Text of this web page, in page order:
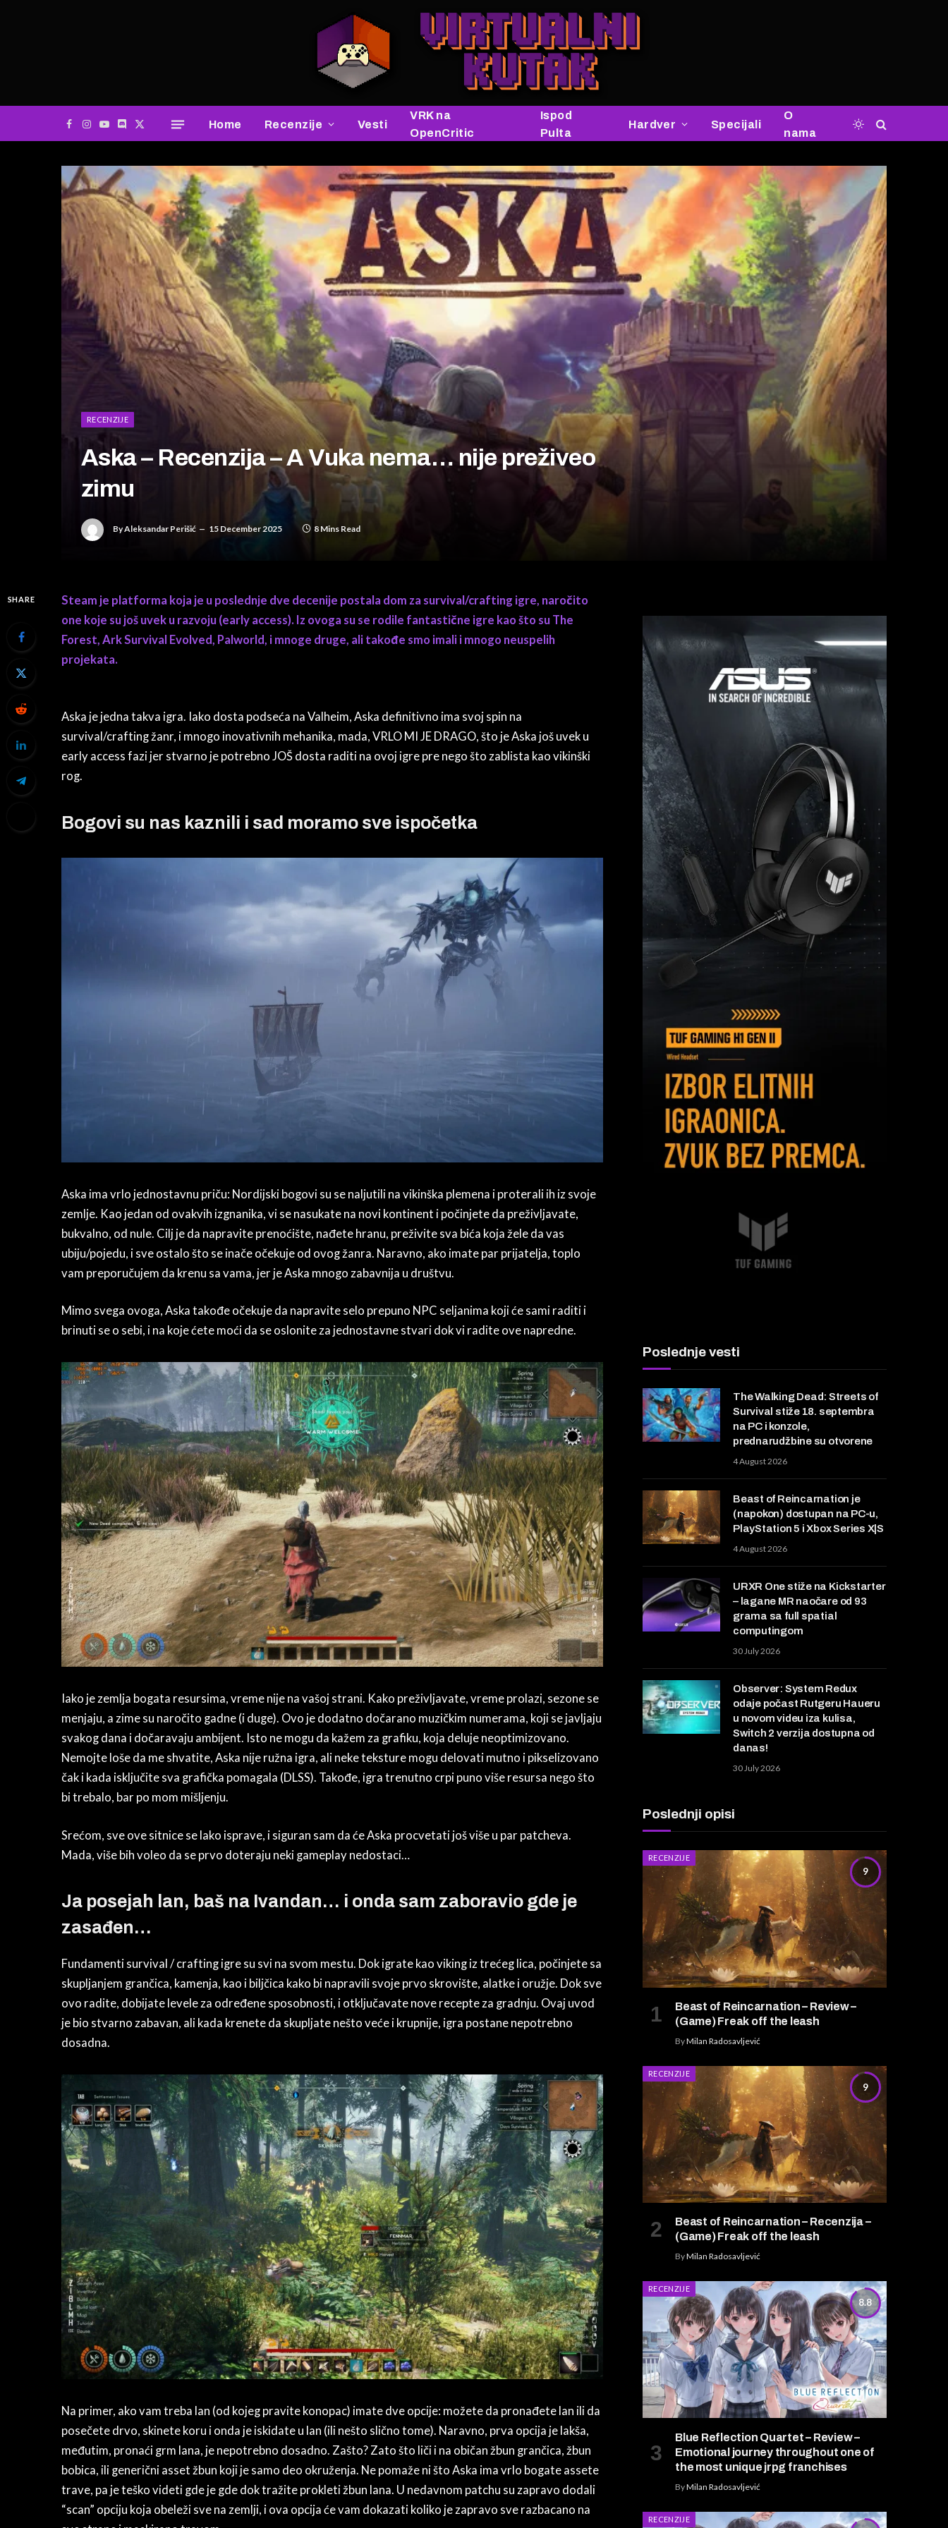
Facebook
Instagram
YouTube
Discord
X
Home Recenzije Vesti
VRK na
OpenCritic
Ispod
Pulta
Hardver Specijali
O
nama
RECENZIJE
Aska – Recenzija – A Vuka nema… nije preživeo
zimu
ByAleksandar Perišić 15 December 2025 8 Mins Read
SHARE
Steam je platforma koja je u poslednje dve decenije postala dom za survival/crafting igre, naročito
one koje su još uvek u razvoju (early access). Iz ovoga su se rodile fantastične igre kao što su The
Forest, Ark Survival Evolved, Palworld, i mnoge druge, ali takođe smo imali i mnogo neuspelih
projekata.
Aska je jedna takva igra. Iako dosta podseća na Valheim, Aska definitivno ima svoj spin na
survival/crafting žanr, i mnogo inovativnih mehanika, mada, VRLO MI JE DRAGO, što je Aska još uvek u
early access fazi jer stvarno je potrebno JOŠ dosta raditi na ovoj igre pre nego što zablista kao vikinški
rog.
Bogovi su nas kaznili i sad moramo sve ispočetka
Aska ima vrlo jednostavnu priču: Nordijski bogovi su se naljutili na vikinška plemena i proterali ih iz svoje
zemlje. Kao jedan od ovakvih izgnanika, vi se nasukate na novi kontinent i počinjete da preživljavate,
bukvalno, od nule. Cilj je da napravite prenoćište, nađete hranu, preživite sva bića koja žele da vas
ubiju/pojedu, i sve ostalo što se inače očekuje od ovog žanra. Naravno, ako imate par prijatelja, toplo
vam preporučujem da krenu sa vama, jer je Aska mnogo zabavnija u društvu.
Mimo svega ovoga, Aska takođe očekuje da napravite selo prepuno NPC seljanima koji će sami raditi i
brinuti se o sebi, i na koje ćete moći da se oslonite za jednostavne stvari dok vi radite ove napredne.
Iako je zemlja bogata resursima, vreme nije na vašoj strani. Kako preživljavate, vreme prolazi, sezone se
menjaju, a zime su naročito gadne (i duge). Ovo je dodatno dočarano muzičkim numerama, koji se javljaju
svakog dana i dočaravaju ambijent. Isto ne mogu da kažem za grafiku, koja deluje neoptimizovano.
Nemojte loše da me shvatite, Aska nije ružna igra, ali neke teksture mogu delovati mutno i pikselizovano
čak i kada isključite sva grafička pomagala (DLSS). Takođe, igra trenutno crpi puno više resursa nego što
bi trebalo, bar po mom mišljenju.
Srećom, sve ove sitnice se lako isprave, i siguran sam da će Aska procvetati još više u par patcheva.
Mada, više bih voleo da se prvo doteraju neki gameplay nedostaci…
Ja posejah lan, baš na Ivandan… i onda sam zaboravio gde je
zasađen…
Fundamenti survival / crafting igre su svi na svom mestu. Dok igrate kao viking iz trećeg lica, počinjete sa
skupljanjem grančica, kamenja, kao i biljčica kako bi napravili svoje prvo skrovište, alatke i oružje. Dok sve
ovo radite, dobijate levele za određene sposobnosti, i otključavate nove recepte za gradnju. Ovaj uvod
je bio stvarno zabavan, ali kada krenete da skupljate nešto veće i krupnije, igra postane nepotrebno
dosadna.
Na primer, ako vam treba lan (od kojeg pravite konopac) imate dve opcije: možete da pronađete lan ili da
posečete drvo, skinete koru i onda je iskidate u lan (ili nešto slično tome). Naravno, prva opcija je lakša,
međutim, pronaći grm lana, je nepotrebno dosadno. Zašto? Zato što liči i na običan žbun grančica, žbun
bobica, ili generični asset žbun koji je samo deo okruženja. Ne pomaže ni što Aska ima vrlo bogate assete
trave, pa je teško videti gde je gde dok tražite prokleti žbun lana. U nedavnom patchu su zapravo dodali
“scan” opciju koja obeleži sve na zemlji, i ova opcija će vam dokazati koliko je zapravo sve razbacano na
Poslednje vesti
The Walking Dead: Streets of
Survival stiže 18. septembra
na PC i konzole,
prednarudžbine su otvorene
4 August 2026
Beast of Reincarnation je
(napokon) dostupan na PC-u,
PlayStation 5 i Xbox Series X|S
4 August 2026
URXR One stiže na Kickstarter
– lagane MR naočare od 93
grama sa full spatial
computingom
30 July 2026
Observer: System Redux
odaje počast Rutgeru Haueru
u novom videu iza kulisa,
Switch 2 verzija dostupna od
danas!
30 July 2026
Poslednji opisi
9
RECENZIJE
Beast of Reincarnation – Review –
(Game) Freak off the leash
ByMilan Radosavljević
9
RECENZIJE
Beast of Reincarnation – Recenzija –
(Game) Freak off the leash
ByMilan Radosavljević
8.8
RECENZIJE
Blue Reflection Quartet – Review –
Emotional journey throughout one of
the most unique jrpg franchises
ByMilan Radosavljević
RECENZIJE